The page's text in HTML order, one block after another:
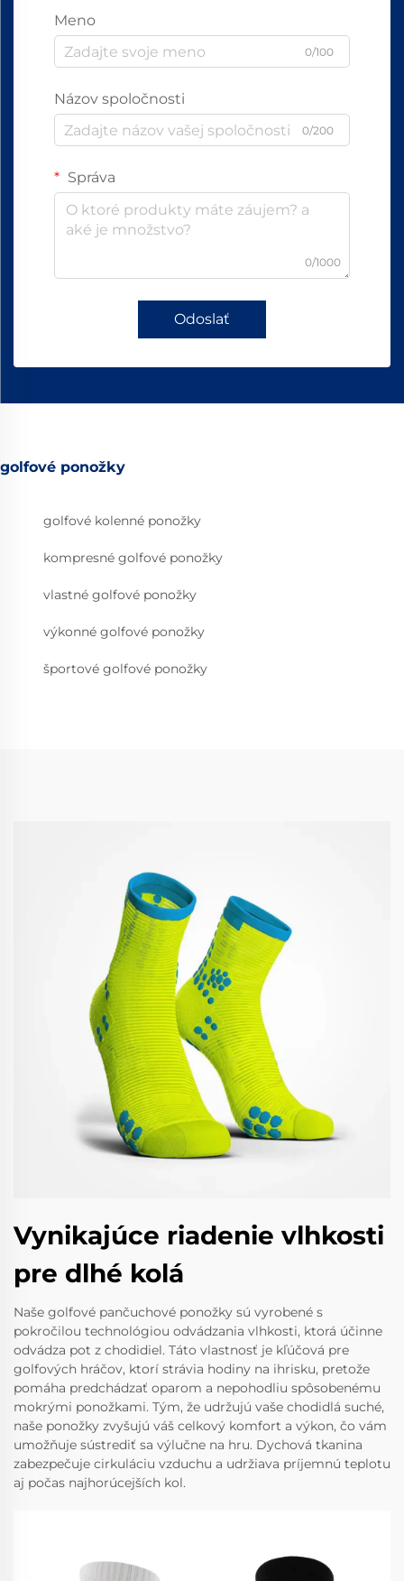
Meno
0/100
Názov spoločnosti
0/200
Správa
0/1000
Odoslať
golfové ponožky
golfové kolenné ponožky
kompresné golfové ponožky
vlastné golfové ponožky
výkonné golfové ponožky
športové golfové ponožky
Vynikajúce riadenie vlhkosti
pre dlhé kolá
Naše golfové pančuchové ponožky sú vyrobené s
pokročilou technológiou odvádzania vlhkosti, ktorá účinne
odvádza pot z chodidiel. Táto vlastnosť je kľúčová pre
golfových hráčov, ktorí strávia hodiny na ihrisku, pretože
pomáha predchádzať oparom a nepohodliu spôsobenému
mokrými ponožkami. Tým, že udržujú vaše chodidlá suché,
naše ponožky zvyšujú váš celkový komfort a výkon, čo vám
umožňuje sústrediť sa výlučne na hru. Dychová tkanina
zabezpečuje cirkuláciu vzduchu a udržiava príjemnú teplotu
aj počas najhorúcejších kol.